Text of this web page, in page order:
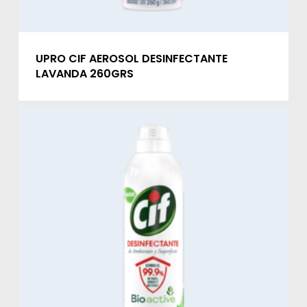
UPRO CIF AEROSOL DESINFECTANTE
LAVANDA 260GRS